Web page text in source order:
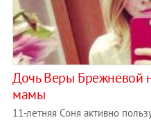
Дочь Веры Брежневой
мамы
11-летняя Соня активно